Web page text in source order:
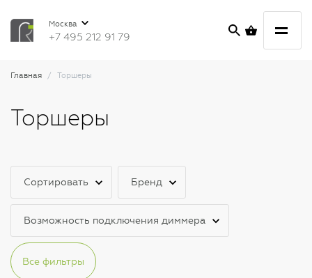
Москва
+7 495 212 91 79
Главная Торшеры
Торшеры
Сортировать Бренд
Возможность подключения диммера
Все фильтры